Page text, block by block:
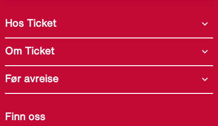
Hos Ticket expand_more
Om Ticket expand_more
Før avreise expand_more
Finn oss